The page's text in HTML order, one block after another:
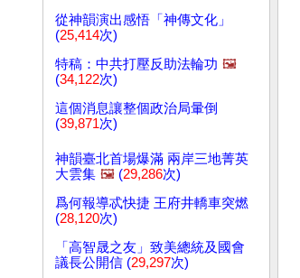
從神韻演出感悟「神傳文化」
(25,414次)
特稿：中共打壓反助法輪功 🖼️
(34,122次)
這個消息讓整個政治局暈倒
(39,871次)
神韻臺北首場爆滿 兩岸三地菁英
大雲集 🖼️ (29,286次)
爲何報導忒快捷 王府井轎車突燃
(28,120次)
「高智晟之友」致美總統及國會
議長公開信 (29,297次)